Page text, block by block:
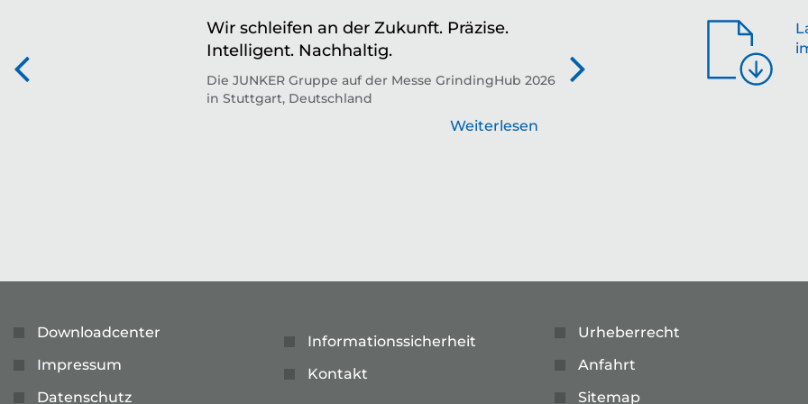
Wir schleifen an der Zukunft. Präzise.
Intelligent. Nachhaltig.
Die JUNKER Gruppe auf der Messe GrindingHub 2026
in Stuttgart, Deutschland
Weiterlesen
Downloadcenter
Impressum
Datenschutz
Informationssicherheit
Kontakt
Urheberrecht
Anfahrt
Sitemap